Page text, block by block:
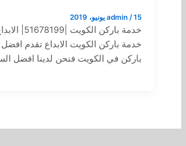
admin /15 يونيو، 2019
خدمة باركن
خدمة باركن الكويت الابداع تقدم
باركن في الكويت فنحن لدينا افضل